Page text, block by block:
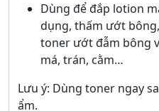
Dùng để đắp lotion
dụng, thấm ướt
toner ướt đẫm bông
má, trán, cằm…
Lưu ý: Dùng toner ngay
ẩm.